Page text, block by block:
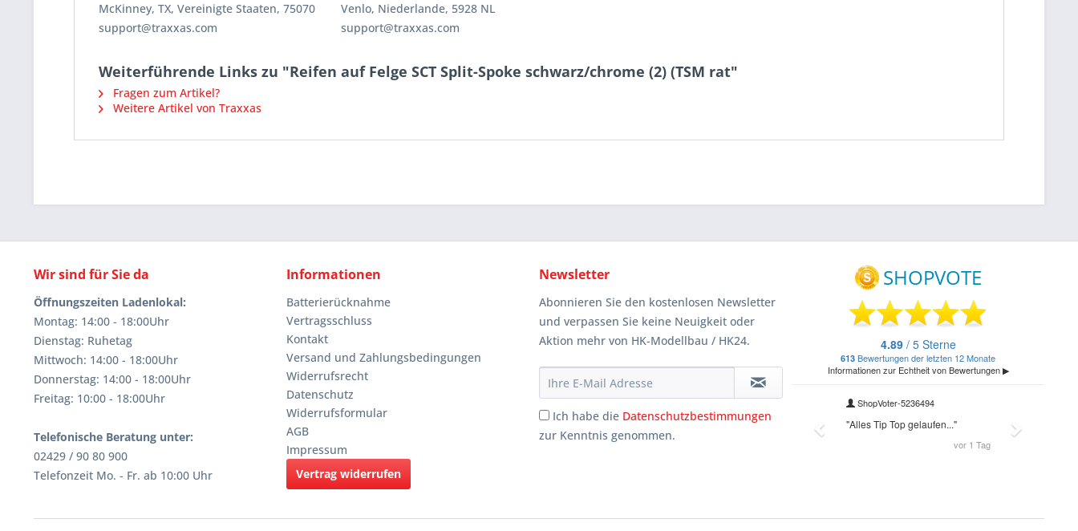
McKinney, TX, Vereinigte Staaten, 75070
support@traxxas.com
Venlo, Niederlande, 5928 NL
support@traxxas.com
Weiterführende Links zu "Reifen auf Felge SCT Split-Spoke schwarz/chrome (2) (TSM rat"
Fragen zum Artikel?
Weitere Artikel von Traxxas
Wir sind für Sie da
Öffnungszeiten Ladenlokal:
Montag: 14:00 - 18:00Uhr
Dienstag: Ruhetag
Mittwoch: 14:00 - 18:00Uhr
Donnerstag: 14:00 - 18:00Uhr
Freitag: 10:00 - 18:00Uhr
Telefonische Beratung unter:
02429 / 90 80 900
Telefonzeit Mo. - Fr. ab 10:00 Uhr
Informationen
Batterierücknahme
Vertragsschluss
Kontakt
Versand und Zahlungsbedingungen
Widerrufsrecht
Datenschutz
Widerrufsformular
AGB
Impressum
Vertrag widerrufen
Newsletter
Abonnieren Sie den kostenlosen Newsletter
und verpassen Sie keine Neuigkeit oder
Aktion mehr von HK-Modellbau / HK24.
Ich habe die Datenschutzbestimmungen
zur Kenntnis genommen.